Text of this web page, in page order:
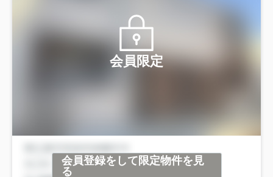
会員限定
会員登録をして限定物件を見
る